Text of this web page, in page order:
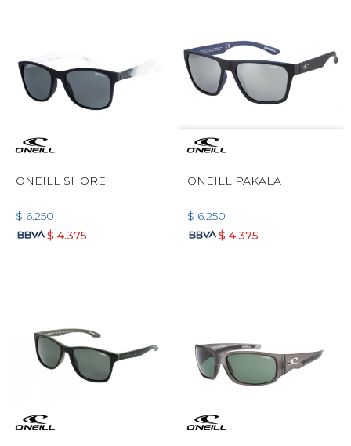
ONEILL SHORE
$ 6.250
$ 4.375
ONEILL PAKALA
$ 6.250
$ 4.375